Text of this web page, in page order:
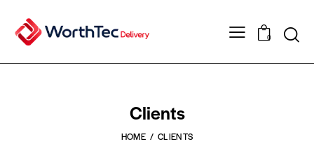
0
Clients
HOME CLIENTS